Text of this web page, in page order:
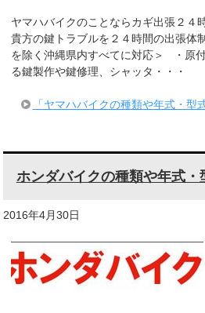
ヤマハバイクのことならカギ出張２４
貴方の鍵トラブルを２４時間の出張体
を除く沖縄県内すべてに対応＞ ・原
る鍵製作や鍵修理、シャッタ・・・
「ヤマハバイクの種類や年式・型
ホンダバイクの種類や年式・
2016年4月30日